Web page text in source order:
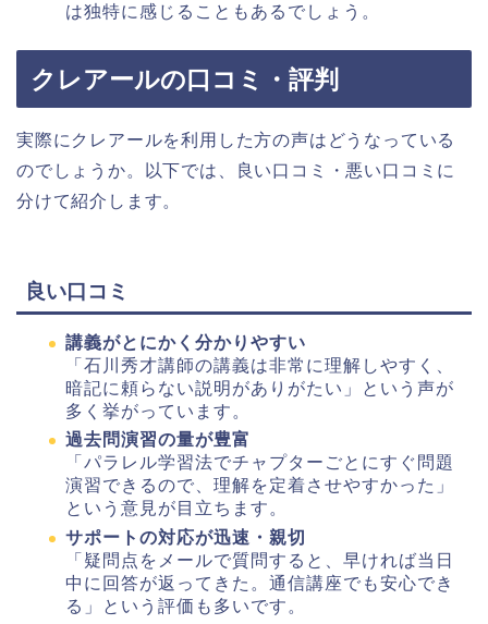
は独特に感じることもあるでしょう。
クレアールの口コミ・評判
実際にクレアールを利用した方の声はどうなっている
のでしょうか。以下では、良い口コミ・悪い口コミに
分けて紹介します。
良い口コミ
講義がとにかく分かりやすい
「石川秀才講師の講義は非常に理解しやすく、
暗記に頼らない説明がありがたい」という声が
多く挙がっています。
過去問演習の量が豊富
「パラレル学習法でチャプターごとにすぐ問題
演習できるので、理解を定着させやすかった」
という意見が目立ちます。
サポートの対応が迅速・親切
「疑問点をメールで質問すると、早ければ当日
中に回答が返ってきた。通信講座でも安心でき
る」という評価も多いです。